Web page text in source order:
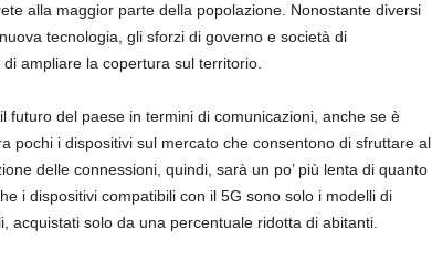
alla maggior parte della popolazione. Nonostante diversi
tecnologia, gli sforzi di governo e società di
ampliare la copertura sul territorio.
futuro del paese in termini di comunicazioni, anche se è
pochi i dispositivi sul mercato che consentono di sfruttare al
delle connessioni, quindi, sarà un po’ più lenta di quanto
i dispositivi compatibili con il 5G sono solo i modelli di
acquistati solo da una percentuale ridotta di abitanti.